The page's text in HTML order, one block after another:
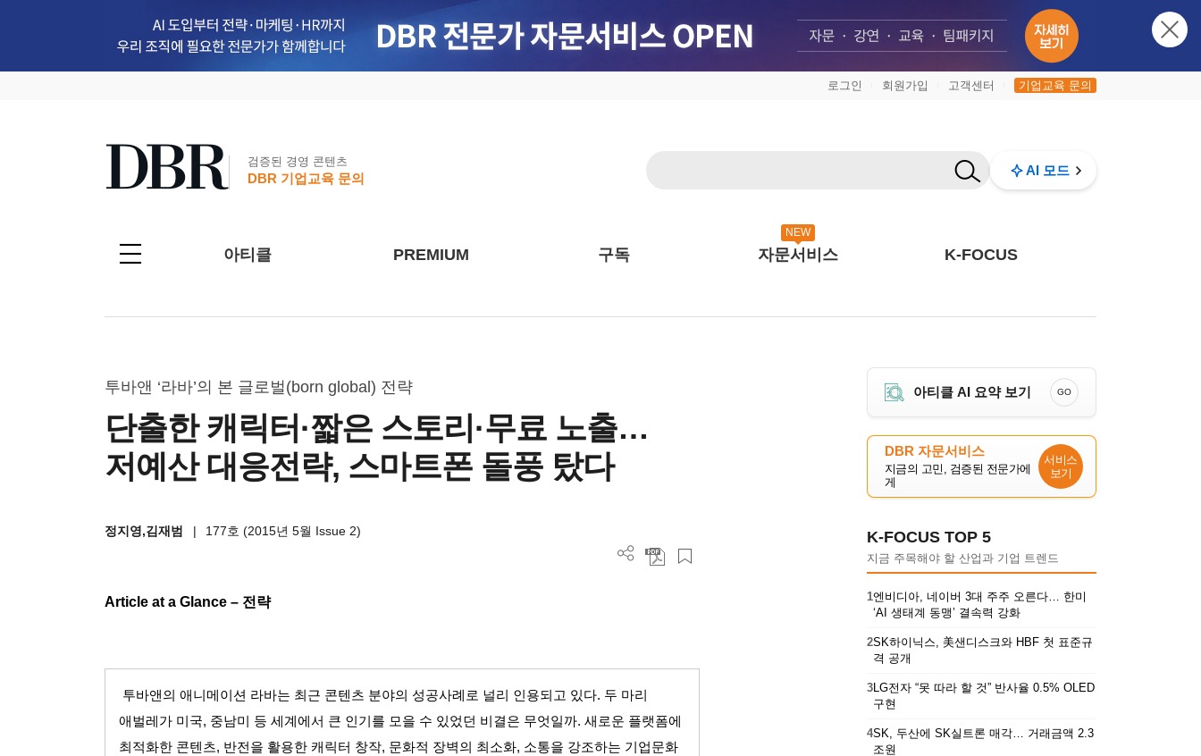
로그인 회원가입 고객센터 기업교육 문의
검증된 경영 콘텐츠
DBR 기업교육 문의
AI 모드
아티클 PREMIUM 구독
NEW
자문서비스 K-FOCUS
투바앤 ‘라바’의 본 글로벌(born global) 전략
단출한 캐릭터·짧은 스토리·무료 노출…
저예산 대응전략, 스마트폰 돌풍 탔다
정지영,김재범 | 177호 (2015년 5월 Issue 2)
Article at a Glance – 전략
투바앤의 애니메이션 라바는 최근 콘텐츠 분야의 성공사례로 널리 인용되고 있다. 두 마리
애벌레가 미국, 중남미 등 세계에서 큰 인기를 모을 수 있었던 비결은 무엇일까. 새로운 플랫폼에
최적화한 콘텐츠, 반전을 활용한 캐릭터 창작, 문화적 장벽의 최소화, 소통을 강조하는 기업문화
아티클 AI 요약 보기 GO
DBR 자문서비스
지금의 고민, 검증된 전문가에
게
서비스
보기
K-FOCUS TOP 5
지금 주목해야 할 산업과 기업 트렌드
1엔비디아, 네이버 3대 주주 오른다… 한미
‘AI 생태계 동맹’ 결속력 강화
2SK하이닉스, 美샌디스크와 HBF 첫 표준규
격 공개
3LG전자 “못 따라 할 것” 반사율 0.5% OLED
구현
4SK, 두산에 SK실트론 매각… 거래금액 2.3
조원